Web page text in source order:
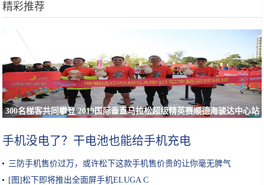
精彩推荐
300名梯客共同攀登 2019国际垂直马拉松超级精英赛顺德海骏达中心站
手机没电了？干电池也能给手机充电
三防手机售价过万，或许松下这款手机售价贵的让你毫无脾气
[图]松下即将推出全面屏手机ELUGA C